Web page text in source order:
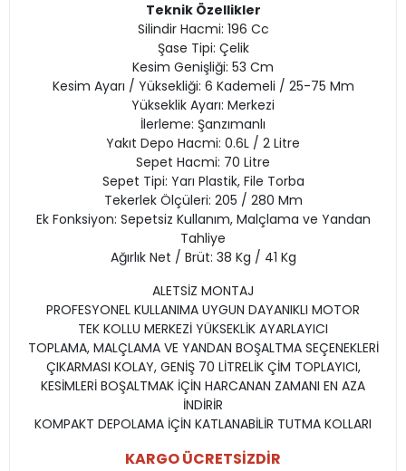
Teknik Özellikler
Silindir Hacmi: 196 Cc
Şase Tipi: Çelik
Kesim Genişliği: 53 Cm
Kesim Ayarı / Yüksekliği: 6 Kademeli / 25-75 Mm
Yükseklik Ayarı: Merkezi
İlerleme: Şanzımanlı
Yakıt Depo Hacmi: 0.6L / 2 Litre
Sepet Hacmi: 70 Litre
Sepet Tipi: Yarı Plastik, File Torba
Tekerlek Ölçüleri: 205 / 280 Mm
Ek Fonksiyon: Sepetsiz Kullanım, Malçlama ve Yandan
Tahliye
Ağırlık Net / Brüt: 38 Kg / 41 Kg
ALETSİZ MONTAJ
PROFESYONEL KULLANIMA UYGUN DAYANIKLI MOTOR
TEK KOLLU MERKEZİ YÜKSEKLİK AYARLAYICI
TOPLAMA, MALÇLAMA VE YANDAN BOŞALTMA SEÇENEKLERİ
ÇIKARMASI KOLAY, GENİŞ 70 LİTRELİK ÇİM TOPLAYICI,
KESİMLERİ BOŞALTMAK İÇİN HARCANAN ZAMANI EN AZA
İNDİRİR
KOMPAKT DEPOLAMA İÇİN KATLANABİLİR TUTMA KOLLARI
KARGO ÜCRETSİZDİR